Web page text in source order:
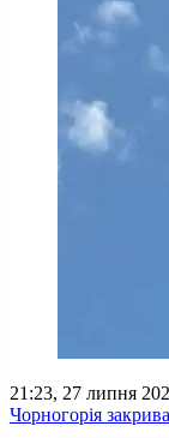
21:23, 27 липня
Чорногорія